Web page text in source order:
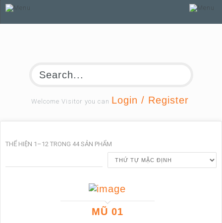
Welcome Visitor you can Login / Register
THỂ HIỆN 1–12 TRONG 44 SẢN PHẨM
MŨ 01